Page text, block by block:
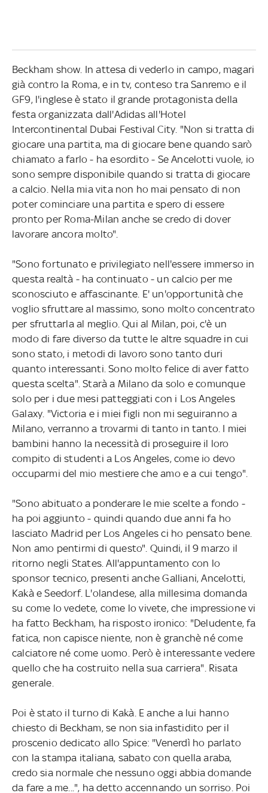
Beckham show. In attesa di vederlo in campo, magari
già contro la Roma, e in tv, conteso tra Sanremo e il
GF9, l'inglese è stato il grande protagonista della
festa organizzata dall'Adidas all'Hotel
Intercontinental Dubai Festival City. "Non si tratta di
giocare una partita, ma di giocare bene quando sarò
chiamato a farlo - ha esordito - Se Ancelotti vuole, io
sono sempre disponibile quando si tratta di giocare
a calcio. Nella mia vita non ho mai pensato di non
poter cominciare una partita e spero di essere
pronto per Roma-Milan anche se credo di dover
lavorare ancora molto".
"Sono fortunato e privilegiato nell'essere immerso in
questa realtà - ha continuato - un calcio per me
sconosciuto e affascinante. E' un'opportunità che
voglio sfruttare al massimo, sono molto concentrato
per sfruttarla al meglio. Qui al Milan, poi, c'è un
modo di fare diverso da tutte le altre squadre in cui
sono stato, i metodi di lavoro sono tanto duri
quanto interessanti. Sono molto felice di aver fatto
questa scelta". Starà a Milano da solo e comunque
solo per i due mesi patteggiati con i Los Angeles
Galaxy. "Victoria e i miei figli non mi seguiranno a
Milano, verranno a trovarmi di tanto in tanto. I miei
bambini hanno la necessità di proseguire il loro
compito di studenti a Los Angeles, come io devo
occuparmi del mio mestiere che amo e a cui tengo".
"Sono abituato a ponderare le mie scelte a fondo -
ha poi aggiunto - quindi quando due anni fa ho
lasciato Madrid per Los Angeles ci ho pensato bene.
Non amo pentirmi di questo". Quindi, il 9 marzo il
ritorno negli States. All'appuntamento con lo
sponsor tecnico, presenti anche Galliani, Ancelotti,
Kakà e Seedorf. L'olandese, alla millesima domanda
su come lo vedete, come lo vivete, che impressione vi
ha fatto Beckham, ha risposto ironico: "Deludente, fa
fatica, non capisce niente, non è granchè né come
calciatore né come uomo. Però è interessante vedere
quello che ha costruito nella sua carriera". Risata
generale.
Poi è stato il turno di Kakà. E anche a lui hanno
chiesto di Beckham, se non sia infastidito per il
proscenio dedicato allo Spice: "Venerdì ho parlato
con la stampa italiana, sabato con quella araba,
credo sia normale che nessuno oggi abbia domande
da fare a me...", ha detto accennando un sorriso. Poi